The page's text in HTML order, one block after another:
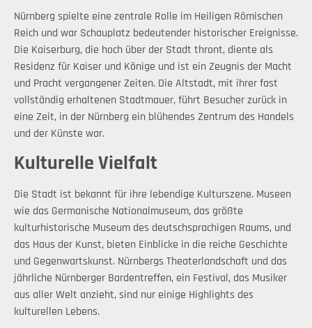
Nürnberg spielte eine zentrale Rolle im Heiligen Römischen
Reich und war Schauplatz bedeutender historischer Ereignisse.
Die Kaiserburg, die hoch über der Stadt thront, diente als
Residenz für Kaiser und Könige und ist ein Zeugnis der Macht
und Pracht vergangener Zeiten. Die Altstadt, mit ihrer fast
vollständig erhaltenen Stadtmauer, führt Besucher zurück in
eine Zeit, in der Nürnberg ein blühendes Zentrum des Handels
und der Künste war.
Kulturelle Vielfalt
Die Stadt ist bekannt für ihre lebendige Kulturszene. Museen
wie das Germanische Nationalmuseum, das größte
kulturhistorische Museum des deutschsprachigen Raums, und
das Haus der Kunst, bieten Einblicke in die reiche Geschichte
und Gegenwartskunst. Nürnbergs Theaterlandschaft und das
jährliche Nürnberger Bardentreffen, ein Festival, das Musiker
aus aller Welt anzieht, sind nur einige Highlights des
kulturellen Lebens.